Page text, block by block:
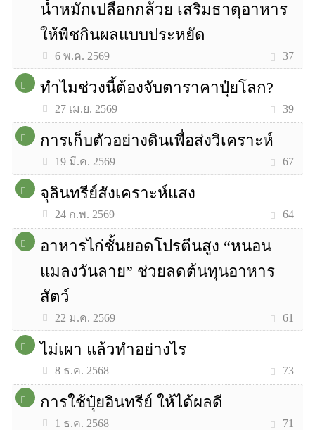
น้ำหมักเปลือกกล้วย เสริมธาตุอาหาร
ให้พืชกินผลแบบประหยัด
6 พ.ค. 2569 37
ทำไมช่วงนี้ต้องจับตาราคาปุ๋ยโลก?
27 เม.ย. 2569 39
การเก็บตัวอย่างดินเพื่อส่งวิเคราะห์
19 มี.ค. 2569 67
จุลินทรีย์สังเคราะห์แสง
24 ก.พ. 2569 64
อาหารไก่ชั้นยอดโปรตีนสูง “หนอน
แมลงวันลาย” ช่วยลดต้นทุนอาหาร
สัตว์
22 ม.ค. 2569 61
ไม่เผา แล้วทำอย่างไร
8 ธ.ค. 2568 73
การใช้ปุ๋ยอินทรีย์ ให้ได้ผลดี
1 ธ.ค. 2568 71